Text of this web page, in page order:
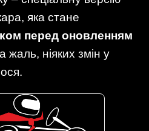
яка стане
перед оновленням
жаль, ніяких змін у